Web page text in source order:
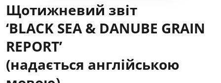
Щотижневий звіт
‘BLACK SEA & DANUBE GRAIN
REPORT’
(надається англійською